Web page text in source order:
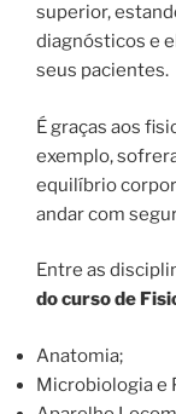
superior,
diagnósticos e
seus pacientes.
É graças aos
exemplo,
equilíbrio
andar com
Entre as
do curso de
Anatomia;
Microbiologia e